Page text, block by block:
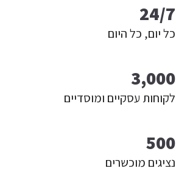
24/7
כל יום, כל היום
3,000
לקוחות עסקיים ומוסדיים
500
נציגים מוכשרים